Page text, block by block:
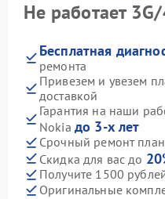
Не работает
Бесплатная
ремонта
Привезем и увезем
доставкой
Гарантия на наши
Nokia до 3-х лет
Срочный ремонт
Скидка для вас до
Получите 1500
Оригинальные